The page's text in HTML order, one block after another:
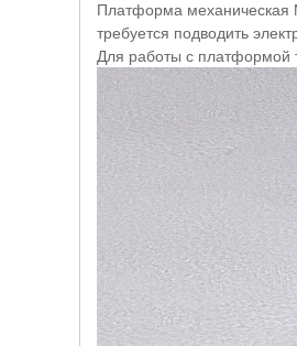
Платформа механическая
требуется подводить
Для работы с платформой